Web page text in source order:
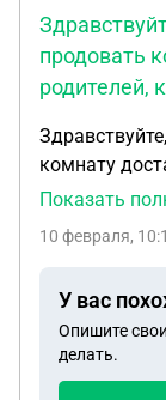
продовать
родителей,
комнату
была
помочь
сильно
подписать
после этого
Показать
10 февраля,
У вас
Опишите
делать.